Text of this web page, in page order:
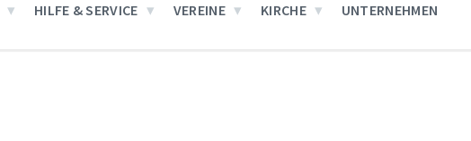
HILFE & SERVICE VEREINE KIRCHE UNTERNEHMEN